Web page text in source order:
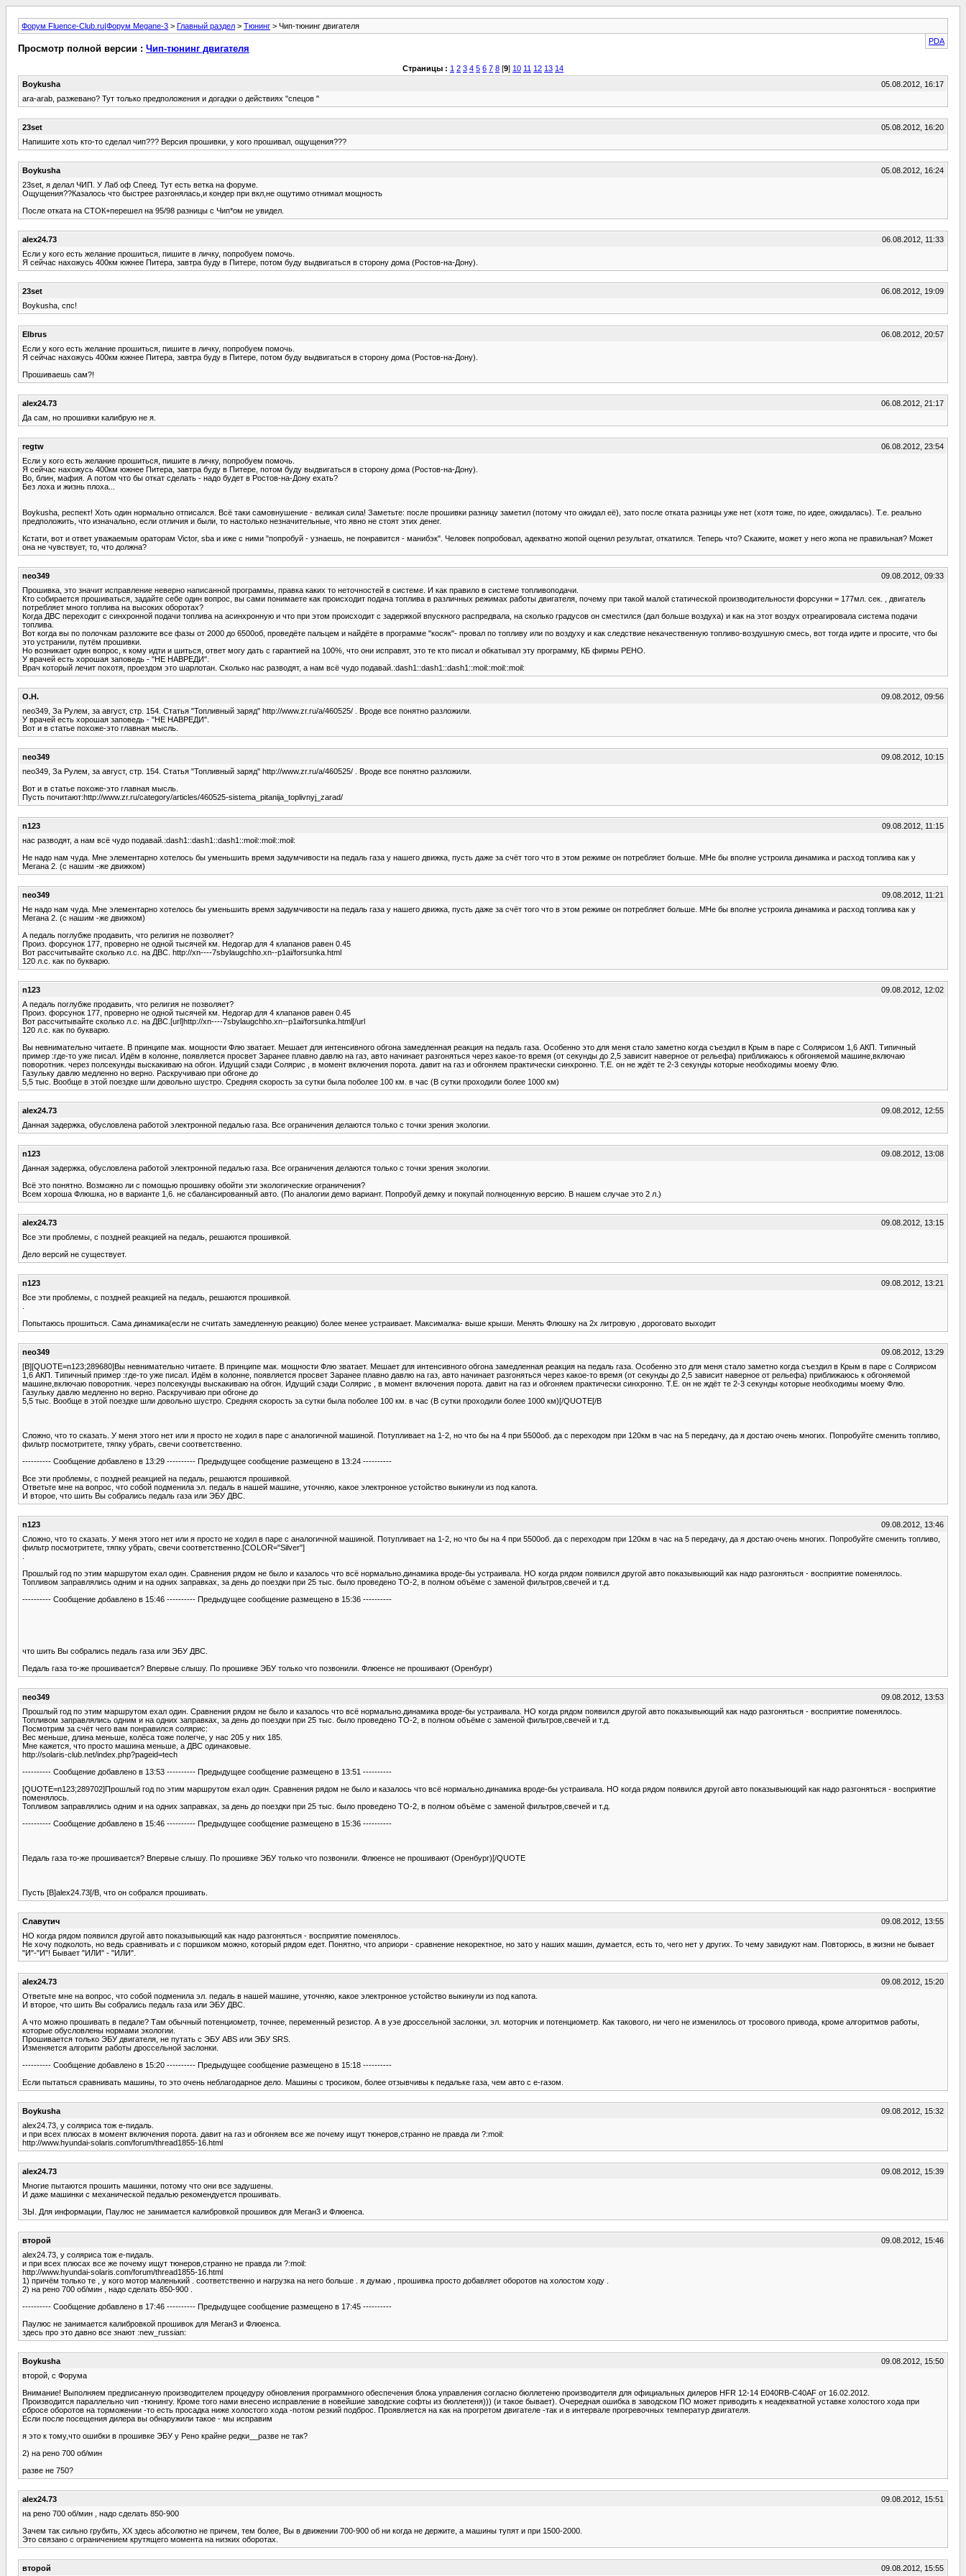
Форум Fluence-Club.ru|Форум Megane-3 > Главный раздел > Тюнинг > Чип-тюнинг двигателя
PDA
Просмотр полной версии : Чип-тюнинг двигателя
Страницы : 1 2 3 4 5 6 7 8 [9] 10 11 12 13 14
Boykusha
05.08.2012, 16:17
ara-arab, разжевано? Тут только предположения и догадки о действиях "спецов "
23set
05.08.2012, 16:20
Напишите хоть кто-то сделал чип??? Версия прошивки, у кого прошивал, ощущения???
Boykusha
05.08.2012, 16:24
23set, я делал ЧИП. У Лаб оф Спеед. Тут есть ветка на форуме.
Ощущения??Казалось что быстрее разгонялась,и кондер при вкл,не ощутимо отнимал мощность
После отката на СТОК+перешел на 95/98 разницы с Чип*ом не увидел.
alex24.73
06.08.2012, 11:33
Если у кого есть желание прошиться, пишите в личку, попробуем помочь.
Я сейчас нахожусь 400км южнее Питера, завтра буду в Питере, потом буду выдвигаться в сторону дома (Ростов-на-Дону).
23set
06.08.2012, 19:09
Boykusha, спс!
Elbrus
06.08.2012, 20:57
Если у кого есть желание прошиться, пишите в личку, попробуем помочь.
Я сейчас нахожусь 400км южнее Питера, завтра буду в Питере, потом буду выдвигаться в сторону дома (Ростов-на-Дону).
Прошиваешь сам?!
alex24.73
06.08.2012, 21:17
Да сам, но прошивки калибрую не я.
regtw
06.08.2012, 23:54
Если у кого есть желание прошиться, пишите в личку, попробуем помочь.
Я сейчас нахожусь 400км южнее Питера, завтра буду в Питере, потом буду выдвигаться в сторону дома (Ростов-на-Дону).
Во, блин, мафия. А потом что бы откат сделать - надо будет в Ростов-на-Дону ехать?
Без лоха и жизнь плоха...
Boykusha, респект! Хоть один нормально отписался. Всё таки самовнушение - великая сила! Заметьте: после прошивки разницу заметил (потому что ожидал её), зато после отката разницы уже нет (хотя тоже, по идее, ожидалась). Т.е. реально
предположить, что изначально, если отличия и были, то настолько незначительные, что явно не стоят этих денег.
Кстати, вот и ответ уважаемым ораторам Victor, sba и иже с ними "попробуй - узнаешь, не понравится - манибэк". Человек попробовал, адекватно жопой оценил результат, откатился. Теперь что? Скажите, может у него жопа не правильная? Может
она не чувствует, то, что должна?
neo349
09.08.2012, 09:33
Прошивка, это значит исправление неверно написанной программы, правка каких то неточностей в системе. И как правило в системе топливоподачи.
Кто собирается прошиваться, задайте себе один вопрос, вы сами понимаете как происходит подача топлива в различных режимах работы двигателя, почему при такой малой статической производительности форсунки = 177мл. сек. , двигатель
потребляет много топлива на высоких оборотах?
Когда ДВС переходит с синхронной подачи топлива на асинхронную и что при этом происходит с задержкой впускного распредвала, на сколько градусов он сместился (дал больше воздуха) и как на этот воздух отреагировала система подачи
топлива.
Вот когда вы по полочкам разложите все фазы от 2000 до 6500об, проведёте пальцем и найдёте в программе "косяк"- провал по топливу или по воздуху и как следствие некачественную топливо-воздушную смесь, вот тогда идите и просите, что бы
это устранили, путём прошивки.
Но возникает один вопрос, к кому идти и шиться, ответ могу дать с гарантией на 100%, что они исправят, это те кто писал и обкатывал эту программу, КБ фирмы РЕНО.
У врачей есть хорошая заповедь - "НЕ НАВРЕДИ".
Врач который лечит похотя, проездом это шарлотан. Сколько нас разводят, а нам всё чудо подавай.:dash1::dash1::dash1::moil::moil::moil:
О.Н.
09.08.2012, 09:56
neo349, За Рулем, за август, стр. 154. Статья "Топливный заряд" http://www.zr.ru/a/460525/ . Вроде все понятно разложили.
У врачей есть хорошая заповедь - "НЕ НАВРЕДИ".
Вот и в статье похоже-это главная мысль.
neo349
09.08.2012, 10:15
neo349, За Рулем, за август, стр. 154. Статья "Топливный заряд" http://www.zr.ru/a/460525/ . Вроде все понятно разложили.
Вот и в статье похоже-это главная мысль.
Пусть почитают:http://www.zr.ru/category/articles/460525-sistema_pitanija_toplivnyj_zarad/
n123
09.08.2012, 11:15
нас разводят, а нам всё чудо подавай.:dash1::dash1::dash1::moil::moil::moil:
Не надо нам чуда. Мне элементарно хотелось бы уменьшить время задумчивости на педаль газа у нашего движка, пусть даже за счёт того что в этом режиме он потребляет больше. МНе бы вполне устроила динамика и расход топлива как у
Мегана 2. (с нашим -же движком)
neo349
09.08.2012, 11:21
Не надо нам чуда. Мне элементарно хотелось бы уменьшить время задумчивости на педаль газа у нашего движка, пусть даже за счёт того что в этом режиме он потребляет больше. МНе бы вполне устроила динамика и расход топлива как у
Мегана 2. (с нашим -же движком)
А педаль поглубже продавить, что религия не позволяет?
Произ. форсунок 177, проверно не одной тысячей км. Недогар для 4 клапанов равен 0.45
Вот рассчитывайте сколько л.с. на ДВС. http://xn----7sbylaugchho.xn--p1ai/forsunka.html
120 л.с. как по букварю.
n123
09.08.2012, 12:02
А педаль поглубже продавить, что религия не позволяет?
Произ. форсунок 177, проверно не одной тысячей км. Недогар для 4 клапанов равен 0.45
Вот рассчитывайте сколько л.с. на ДВС.[url]http://xn----7sbylaugchho.xn--p1ai/forsunka.html[/url
120 л.с. как по букварю.
Вы невнимательно читаете. В принципе мак. мощности Флю зватает. Мешает для интенсивного обгона замедленная реакция на педаль газа. Особенно это для меня стало заметно когда съездил в Крым в паре с Солярисом 1,6 АКП. Типичный
пример :где-то уже писал. Идём в колонне, появляется просвет Заранее плавно давлю на газ, авто начинает разгоняться через какое-то время (от секунды до 2,5 зависит наверное от рельефа) приближаюсь к обгоняемой машине,включаю
поворотник. через полсекунды выскакиваю на обгон. Идущий сзади Солярис , в момент включения порота. давит на газ и обгоняем практически синхронно. Т.Е. он не ждёт те 2-3 секунды которые необходимы моему Флю.
Газульку давлю медленно но верно. Раскручиваю при обгоне до
5,5 тыс. Вообще в этой поездке шли довольно шустро. Средняя скорость за сутки была поболее 100 км. в час (В сутки проходили более 1000 км)
alex24.73
09.08.2012, 12:55
Данная задержка, обусловлена работой электронной педалью газа. Все ограничения делаются только с точки зрения экологии.
n123
09.08.2012, 13:08
Данная задержка, обусловлена работой электронной педалью газа. Все ограничения делаются только с точки зрения экологии.
Всё это понятно. Возможно ли с помощью прошивку обойти эти экологические ограничения?
Всем хороша Флюшка, но в варианте 1,6. не сбалансированный авто. (По аналогии демо вариант. Попробуй демку и покупай полноценную версию. В нашем случае это 2 л.)
alex24.73
09.08.2012, 13:15
Все эти проблемы, с поздней реакцией на педаль, решаются прошивкой.
Дело версий не существует.
n123
09.08.2012, 13:21
Все эти проблемы, с поздней реакцией на педаль, решаются прошивкой.
Попытаюсь прошиться. Сама динамика(если не считать замедленную реакцию) более менее устраивает. Максималка- выше крыши. Менять Флюшку на 2х литровую , дороговато выходит
neo349
09.08.2012, 13:29
[B][QUOTE=n123;289680]Вы невнимательно читаете. В принципе мак. мощности Флю зватает. Мешает для интенсивного обгона замедленная реакция на педаль газа. Особенно это для меня стало заметно когда съездил в Крым в паре с Солярисом
1,6 АКП. Типичный пример :где-то уже писал. Идём в колонне, появляется просвет Заранее плавно давлю на газ, авто начинает разгоняться через какое-то время (от секунды до 2,5 зависит наверное от рельефа) приближаюсь к обгоняемой
машине,включаю поворотник. через полсекунды выскакиваю на обгон. Идущий сзади Солярис , в момент включения порота. давит на газ и обгоняем практически синхронно. Т.Е. он не ждёт те 2-3 секунды которые необходимы моему Флю.
Газульку давлю медленно но верно. Раскручиваю при обгоне до
5,5 тыс. Вообще в этой поездке шли довольно шустро. Средняя скорость за сутки была поболее 100 км. в час (В сутки проходили более 1000 км)[/QUOTE[/B
Сложно, что то сказать. У меня этого нет или я просто не ходил в паре с аналогичной машиной. Потупливает на 1-2, но что бы на 4 при 5500об. да с переходом при 120км в час на 5 передачу, да я достаю очень многих. Попробуйте сменить топливо,
фильтр посмотритете, тяпку убрать, свечи соответственно.
---------- Сообщение добавлено в 13:29 ---------- Предыдущее сообщение размещено в 13:24 ----------
Все эти проблемы, с поздней реакцией на педаль, решаются прошивкой.
Ответьте мне на вопрос, что собой подменила эл. педаль в нашей машине, уточняю, какое электронное устойство выкинули из под капота.
И второе, что шить Вы собрались педаль газа или ЭБУ ДВС.
n123
09.08.2012, 13:46
Сложно, что то сказать. У меня этого нет или я просто не ходил в паре с аналогичной машиной. Потупливает на 1-2, но что бы на 4 при 5500об. да с переходом при 120км в час на 5 передачу, да я достаю очень многих. Попробуйте сменить топливо,
фильтр посмотритете, тяпку убрать, свечи соответственно.[COLOR="Silver"]
Прошлый год по этим маршрутом ехал один. Сравнения рядом не было и казалось что всё нормально.динамика вроде-бы устраивала. НО когда рядом появился другой авто показывыющий как надо разгоняться - восприятие поменялось.
Топливом заправлялись одним и на одних заправках, за день до поездки при 25 тыс. было проведено ТО-2, в полном объёме с заменой фильтров,свечей и т.д.
---------- Сообщение добавлено в 15:46 ---------- Предыдущее сообщение размещено в 15:36 ----------
что шить Вы собрались педаль газа или ЭБУ ДВС.
Педаль газа то-же прошивается? Впервые слышу. По прошивке ЭБУ только что позвонили. Флюенсе не прошивают (Оренбург)
neo349
09.08.2012, 13:53
Прошлый год по этим маршрутом ехал один. Сравнения рядом не было и казалось что всё нормально.динамика вроде-бы устраивала. НО когда рядом появился другой авто показывыющий как надо разгоняться - восприятие поменялось.
Топливом заправлялись одним и на одних заправках, за день до поездки при 25 тыс. было проведено ТО-2, в полном объёме с заменой фильтров,свечей и т.д.
Посмотрим за счёт чего вам понравился солярис:
Вес меньше, длина меньше, колёса тоже полегче, у нас 205 у них 185.
Мне кажется, что просто машина меньше, а ДВС одинаковые.
http://solaris-club.net/index.php?pageid=tech
---------- Сообщение добавлено в 13:53 ---------- Предыдущее сообщение размещено в 13:51 ----------
[QUOTE=n123;289702]Прошлый год по этим маршрутом ехал один. Сравнения рядом не было и казалось что всё нормально.динамика вроде-бы устраивала. НО когда рядом появился другой авто показывыющий как надо разгоняться - восприятие
поменялось.
Топливом заправлялись одним и на одних заправках, за день до поездки при 25 тыс. было проведено ТО-2, в полном объёме с заменой фильтров,свечей и т.д.
---------- Сообщение добавлено в 15:46 ---------- Предыдущее сообщение размещено в 15:36 ----------
Педаль газа то-же прошивается? Впервые слышу. По прошивке ЭБУ только что позвонили. Флюенсе не прошивают (Оренбург)[/QUOTE
Пусть [B]alex24.73[/B, что он собрался прошивать.
Славутич
09.08.2012, 13:55
НО когда рядом появился другой авто показывыющий как надо разгоняться - восприятие поменялось.
Не хочу подколоть, но ведь сравнивать и с поршиком можно, который рядом едет. Понятно, что априори - сравнение некоректное, но зато у наших машин, думается, есть то, чего нет у других. То чему завидуют нам. Повторюсь, в жизни не бывает
"И"-"И"! Бывает "ИЛИ" - "ИЛИ".
alex24.73
09.08.2012, 15:20
Ответьте мне на вопрос, что собой подменила эл. педаль в нашей машине, уточняю, какое электронное устойство выкинули из под капота.
И второе, что шить Вы собрались педаль газа или ЭБУ ДВС.
А что можно прошивать в педале? Там обычный потенциометр, точнее, переменный резистор. А в уэе дроссельной заслонки, эл. моторчик и потенциометр. Как такового, ни чего не изменилось от тросового привода, кроме алгоритмов работы,
которые обусловлены нормами экологии.
Прошивается только ЭБУ двигателя, не путать с ЭБУ ABS или ЭБУ SRS.
Изменяется алгоритм работы дроссельной заслонки.
---------- Сообщение добавлено в 15:20 ---------- Предыдущее сообщение размещено в 15:18 ----------
Если пытаться сравнивать машины, то это очень неблагодарное дело. Машины с тросиком, более отзывчивы к педальке газа, чем авто с е-газом.
Boykusha
09.08.2012, 15:32
alex24.73, у соляриса тож е-пидаль.
и при всех плюсах в момент включения порота. давит на газ и обгоняем все же почему ищут тюнеров,странно не правда ли ?:moil:
http://www.hyundai-solaris.com/forum/thread1855-16.html
alex24.73
09.08.2012, 15:39
Многие пытаются прошить машинки, потому что они все задушены.
И даже машинки с механической педалью рекомендуется прошивать.
ЗЫ. Для информации, Паулюс не занимается калибровкой прошивок для Меган3 и Флюенса.
второй
09.08.2012, 15:46
alex24.73, у соляриса тож е-пидаль.
и при всех плюсах все же почему ищут тюнеров,странно не правда ли ?:moil:
http://www.hyundai-solaris.com/forum/thread1855-16.html
1) причём только те , у кого мотор маленький . соответственно и нагрузка на него больше . я думаю , прошивка просто добавляет оборотов на холостом ходу .
2) на рено 700 об/мин , надо сделать 850-900 .
---------- Сообщение добавлено в 17:46 ---------- Предыдущее сообщение размещено в 17:45 ----------
Паулюс не занимается калибровкой прошивок для Меган3 и Флюенса.
здесь про это давно все знают :new_russian:
Boykusha
09.08.2012, 15:50
второй, с Форума
Внимание! Выполняем предписанную производителем процедуру обновления программного обеспечения блока управления согласно бюллетеню производителя для официальных дилеров HFR 12-14 E040RB-C40AF от 16.02.2012.
Производится параллельно чип -тюнингу. Кроме того нами внесено исправление в новейшие заводские софты из бюллетеня))) (и такое бывает). Очередная ошибка в заводском ПО может приводить к неадекватной уставке холостого хода при
сбросе оборотов на торможении -то есть просадка ниже холостого хода -потом резкий подброс. Проявляется на как на прогретом двигателе -так и в интервале прогревочных температур двигателя.
Если после посещения дилера вы обнаружили такое - мы исправим
я это к тому,что ошибки в прошивке ЭБУ у Рено крайне редки__разве не так?
2) на рено 700 об/мин
разве не 750?
alex24.73
09.08.2012, 15:51
на рено 700 об/мин , надо сделать 850-900
Зачем так сильно грубить, ХХ здесь абсолютно не причем, тем более, Вы в движении 700-900 об ни когда не держите, а машины тупят и при 1500-2000.
Это связано с ограничением крутящего момента на низких оборотах.
второй 09.08.2012, 15:55